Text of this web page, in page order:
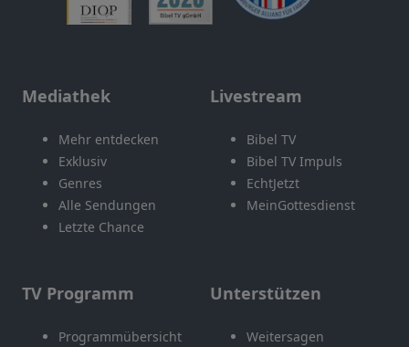
Mediathek
Mehr entdecken
Exklusiv
Genres
Alle Sendungen
Letzte Chance
Livestream
Bibel TV
Bibel TV Impuls
EchtJetzt
MeinGottesdienst
TV Programm
Programmübersicht
Unterstützen
Weitersagen